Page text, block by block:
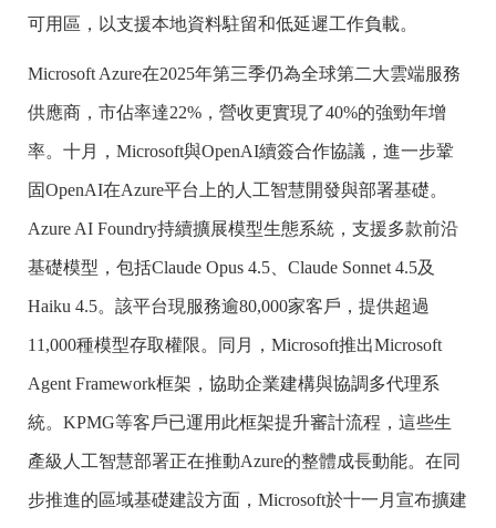
可用區，以支援本地資料駐留和低延遲工作負載。
Microsoft Azure在2025年第三季仍為全球第二大雲端服務
供應商，市佔率達22%，營收更實現了40%的強勁年增
率。十月，Microsoft與OpenAI續簽合作協議，進一步鞏
固OpenAI在Azure平台上的人工智慧開發與部署基礎。
Azure AI Foundry持續擴展模型生態系統，支援多款前沿
基礎模型，包括Claude Opus 4.5、Claude Sonnet 4.5及
Haiku 4.5。該平台現服務逾80,000家客戶，提供超過
11,000種模型存取權限。同月，Microsoft推出Microsoft
Agent Framework框架，協助企業建構與協調多代理系
統。KPMG等客戶已運用此框架提升審計流程，這些生
產級人工智慧部署正在推動Azure的整體成長動能。在同
步推進的區域基礎建設方面，Microsoft於十一月宣布擴建